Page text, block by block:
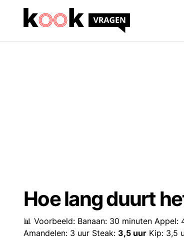
Hoe lang duurt
📊 Voorbeeld: Banaan: 30 minuten
Amandelen: 3 uur Steak: 3,5 uur Kip: 3,5